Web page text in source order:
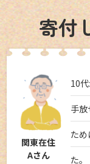
寄付
関東在住
Aさん
10
手
た
た。